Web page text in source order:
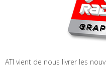
ATI vient de nous livrer les